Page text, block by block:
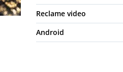
Reclame video
Android